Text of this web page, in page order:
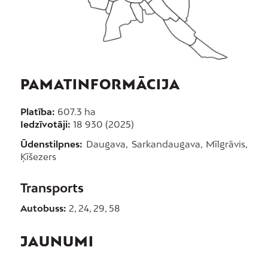
PAMATINFORMĀCIJA
Platība: 607.3 ha
Iedzīvotāji: 18 930 (2025)
Ūdenstilpnes: Daugava, Sarkandaugava, Mīlgrāvis,
Ķīšezers
Transports
Autobuss: 2, 24, 29, 58
JAUNUMI